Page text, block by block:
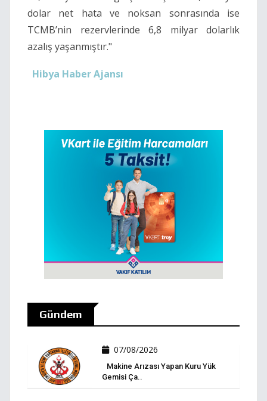
dolar net hata ve noksan sonrasında ise
TCMB’nin rezervlerinde 6,8 milyar dolarlık
azalış yaşanmıştır."
Hibya Haber Ajansı
Gündem
07/08/2026
Makine Arızası Yapan Kuru Yük
Gemisi Ça..